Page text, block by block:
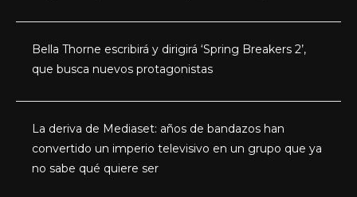
Bella Thorne escribirá y dirigirá ‘Spring Breakers 2’,
que busca nuevos protagonistas
La deriva de Mediaset: años de bandazos han
convertido un imperio televisivo en un grupo que ya
no sabe qué quiere ser